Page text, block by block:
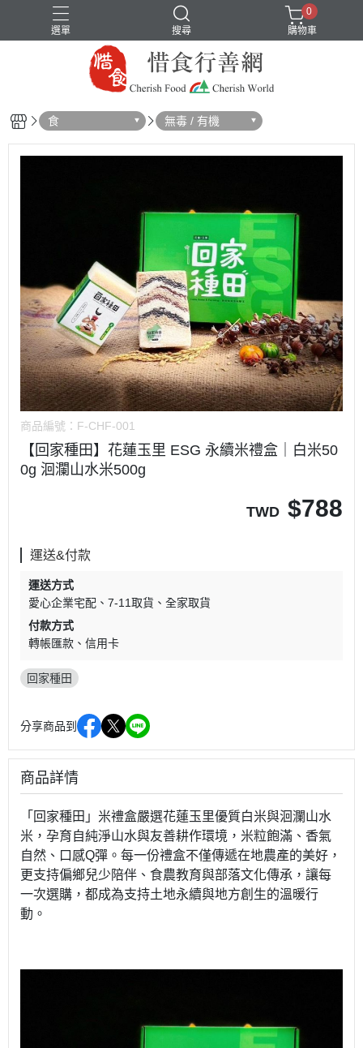
選單 搜尋
0
購物車
食 無毒 / 有機
商品編號： F-CHF-001
【回家種田】花蓮玉里 ESG 永續米禮盒｜白米50
0g 洄瀾山水米500g
TWD $788
運送&付款
運送方式
愛心企業宅配
7-11取貨
全家取貨
付款方式
轉帳匯款
信用卡
回家種田
分享商品到
商品詳情
「回家種田」米禮盒嚴選花蓮玉里優質白米與洄瀾山水
米，孕育自純淨山水與友善耕作環境，米粒飽滿、香氣
自然、口感Q彈。每一份禮盒不僅傳遞在地農產的美好，
更支持偏鄉兒少陪伴、食農教育與部落文化傳承，讓每
一次選購，都成為支持土地永續與地方創生的溫暖行
動。